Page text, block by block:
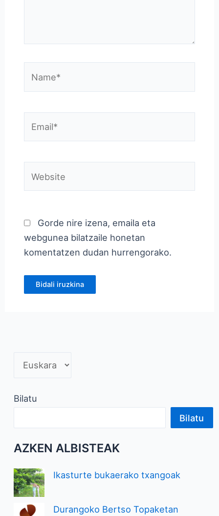
Gorde nire izena, emaila eta
webgunea bilatzaile honetan
komentatzen dudan hurrengorako.
Bilatu
Bilatu
AZKEN ALBISTEAK
Ikasturte bukaerako txangoak
Durangoko Bertso Topaketan